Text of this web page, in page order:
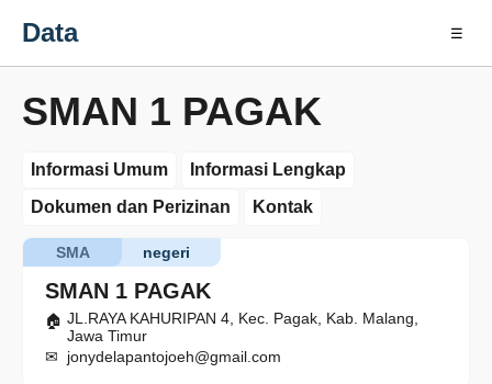
Data ☰
SMAN 1 PAGAK
Informasi Umum
Informasi Lengkap
Dokumen dan Perizinan
Kontak
SMAN 1 PAGAK
negeri
SMA
JL.RAYA KAHURIPAN 4, Kec. Pagak, Kab. Malang,
Jawa Timur
jonydelapantojoeh@gmail.com